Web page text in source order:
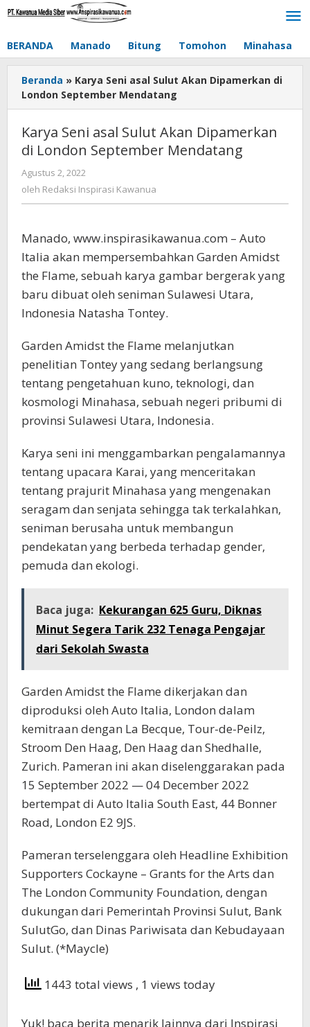
Lewati
BERANDA Manado Bitung Tomohon Minahasa
Beranda » Karya Seni asal Sulut Akan Dipamerkan di
London September Mendatang
Karya Seni asal Sulut Akan Dipamerkan
di London September Mendatang
Agustus 2, 2022
Redaksi
oleh Redaksi Inspirasi Kawanua
Manado, www.inspirasikawanua.com – Auto
Italia akan mempersembahkan Garden Amidst
the Flame, sebuah karya gambar bergerak yang
baru dibuat oleh seniman Sulawesi Utara,
Indonesia Natasha Tontey.
Garden Amidst the Flame melanjutkan
penelitian Tontey yang sedang berlangsung
tentang pengetahuan kuno, teknologi, dan
kosmologi Minahasa, sebuah negeri pribumi di
provinsi Sulawesi Utara, Indonesia.
Karya seni ini menggambarkan pengalamannya
tentang upacara Karai, yang menceritakan
tentang prajurit Minahasa yang mengenakan
seragam dan senjata sehingga tak terkalahkan,
seniman berusaha untuk membangun
pendekatan yang berbeda terhadap gender,
pemuda dan ekologi.
Baca juga: Kekurangan 625 Guru, Diknas
Minut Segera Tarik 232 Tenaga Pengajar
dari Sekolah Swasta
Garden Amidst the Flame dikerjakan dan
diproduksi oleh Auto Italia, London dalam
kemitraan dengan La Becque, Tour-de-Peilz,
Stroom Den Haag, Den Haag dan Shedhalle,
Zurich. Pameran ini akan diselenggarakan pada
15 September 2022 — 04 December 2022
bertempat di Auto Italia South East, 44 Bonner
Road, London E2 9JS.
Pameran terselenggara oleh Headline Exhibition
Supporters Cockayne – Grants for the Arts dan
The London Community Foundation, dengan
dukungan dari Pemerintah Provinsi Sulut, Bank
SulutGo, dan Dinas Pariwisata dan Kebudayaan
Sulut. (*Maycle)
1443 total views , 1 views today
Yuk! baca berita menarik lainnya dari Inspirasi